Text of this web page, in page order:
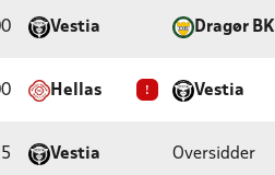
Vestia Dragør BK
Hellas ! Vestia
Vestia Oversidder